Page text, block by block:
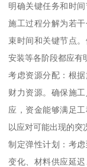
明确关键任务和时
施工过程分解为若
束时间和关键节点
安装等各阶段都应有
考虑资源分配：根
财力资源。确保施
应，资金能够满足
以应对可能出现的突
制定弹性计划：考
变化、材料供应延